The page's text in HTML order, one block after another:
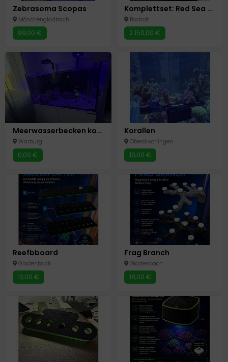
Zebrasoma Scopas
Mönchengladbach
99,00 €
Komplettset: Red Sea Reefer 625 XXL Meerwasseraquarium
Bocholt
2.150,00 €
Meerwasserbecken komplett mit Technik & Besatz“
Warburg
0,00 €
Korallen
Oberdischingen
10,00 €
Reefbboard
Gladenbach
12,00 €
Frag Branch
Gladenbach
18,00 €